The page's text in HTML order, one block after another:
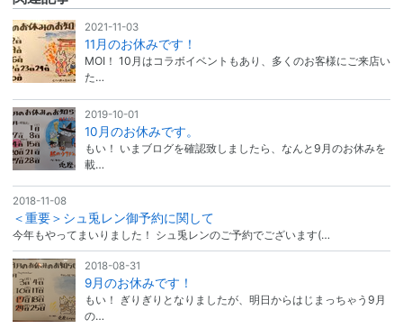
2021-11-03
11月のお休みです！
MOI！ 10月はコラボイベントもあり、多くのお客様にご来店い
た…
2019-10-01
10月のお休みです。
もい！ いまブログを確認致しましたら、なんと9月のお休みを
載…
2018-11-08
＜重要＞シュ兎レン御予約に関して
今年もやってまいりました！ シュ兎レンのご予約でございます(…
2018-08-31
9月のお休みです！
もい！ ぎりぎりとなりましたが、明日からはじまっちゃう9月
の…